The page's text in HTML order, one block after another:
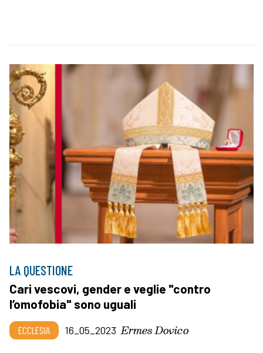
LA QUESTIONE
Cari vescovi, gender e veglie "contro
l’omofobia" sono uguali
ECCLESIA 16_05_2023 Ermes Dovico